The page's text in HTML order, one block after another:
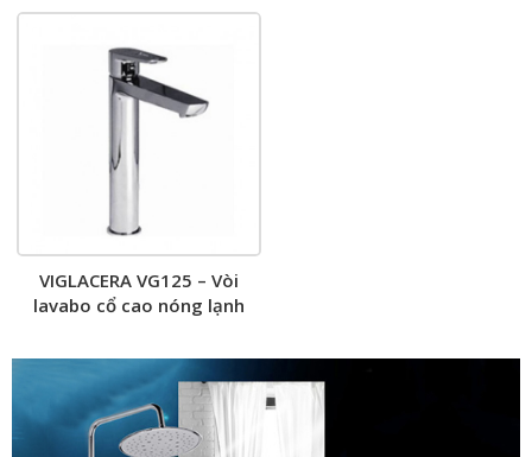
VIGLACERA VG125 – Vòi
lavabo cổ cao nóng lạnh